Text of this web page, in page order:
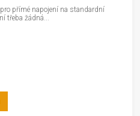
přímé napojení na standardní
třeba žádná...